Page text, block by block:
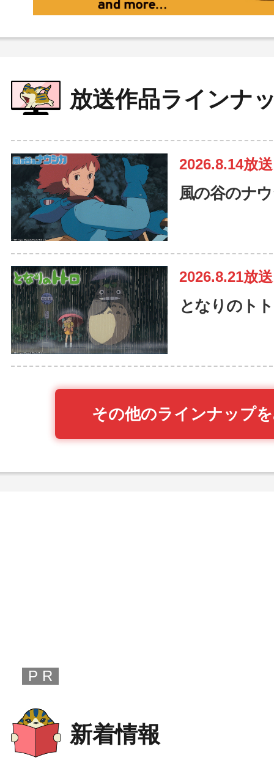
放送作品ラインナ
2026.8.14放送
風の谷のナ
2026.8.21放送
となりのト
その他のラインナップ
P R
新着情報